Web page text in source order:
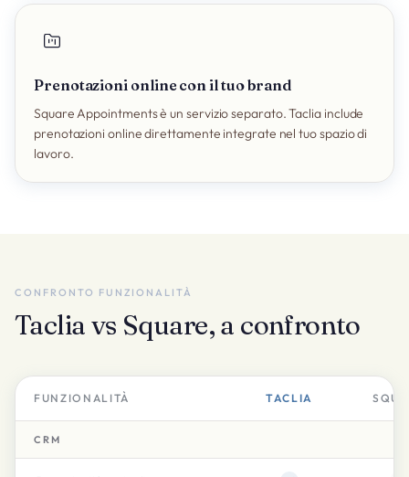
Prenotazioni online con il tuo brand
Square Appointments è un servizio separato. Taclia include
prenotazioni online direttamente integrate nel tuo spazio di
lavoro.
CONFRONTO FUNZIONALITÀ
Taclia vs Square, a confronto
FUNZIONALITÀ TACLIA
CRM